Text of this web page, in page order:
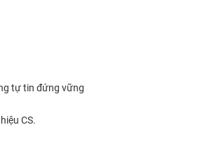
tự tin đứng vững
CS.